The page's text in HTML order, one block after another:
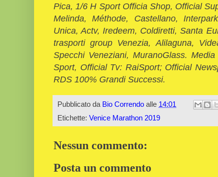
Pica, 1/6 H Sport Officia Shop, Official
Melinda, Méthode, Castellano,
Unica, Actv, Iredeem, Coldiretti, Santa
trasporti group Venezia, Alilaguna,
Specchi Veneziani, MuranoGlass.
Sport, Official Tv: RaiSport; Official
RDS 100% Grandi Successi.
Pubblicato da Bio Correndo alle 14:01
Etichette: Venice Marathon 2019
Nessun commento:
Posta un commento